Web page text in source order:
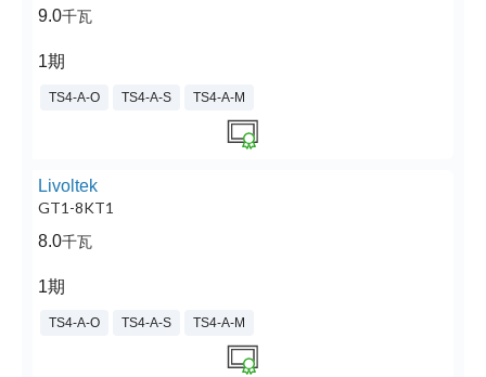
9.0千瓦
1期
TS4-A-O TS4-A-S TS4-A-M
Livoltek
GT1-8KT1
8.0千瓦
1期
TS4-A-O TS4-A-S TS4-A-M